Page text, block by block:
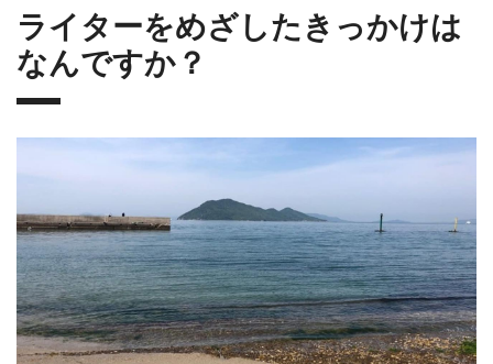
ライターをめざしたきっかけは
なんですか？